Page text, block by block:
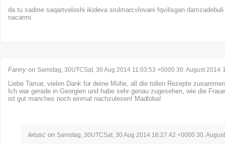
da tu sadme saqartveloshi ikideva srulmarcvlovani fqvilisgan
nacarmi
Fanny on Samstag, 30UTCSat, 30 Aug 2014 11:03:53 +0000 30. August 2014
Liebe Tamar, vielen Dank für deine Mühe, all die tollen Rezepte
Ich war gerade in Georgien und habe sehr genau zugesehen, wie die
ist gut manches noch einmal nachzulesen! Madloba!
letusc on Samstag, 30UTCSat, 30 Aug 2014 16:27:42 +0000 30.